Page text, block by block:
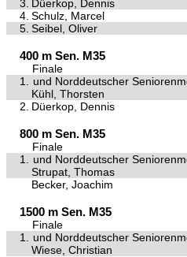
3. Düerkop, Dennis
4. Schulz, Marcel
5. Seibel, Oliver
400 m Sen. M35
Finale
1.
und Norddeutscher
Kühl, Thorsten
2. Düerkop, Dennis
800 m Sen. M35
Finale
1.
und Norddeutscher
Strupat, Thomas
Becker, Joachim
1500 m Sen. M35
Finale
1.
und Norddeutscher
Wiese, Christian